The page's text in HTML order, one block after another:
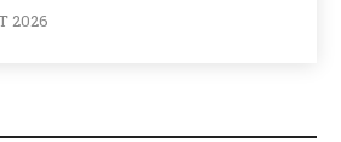
2026